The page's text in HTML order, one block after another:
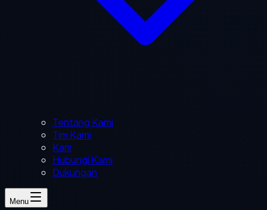
Tentang Kami
Tim Kami
Karir
Hubungi Kami
Dukungan
Menu